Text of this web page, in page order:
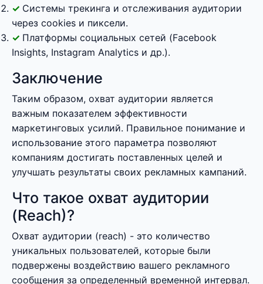
Системы трекинга и отслеживания аудитории
через cookies и пиксели.
Платформы социальных сетей (Facebook
Insights, Instagram Analytics и др.).
Заключение
Таким образом, охват аудитории является
важным показателем эффективности
маркетинговых усилий. Правильное понимание и
использование этого параметра позволяют
компаниям достигать поставленных целей и
улучшать результаты своих рекламных кампаний.
Что такое охват аудитории
(Reach)?
Охват аудитории (reach) - это количество
уникальных пользователей, которые были
подвержены воздействию вашего рекламного
сообщения за определенный временной интервал.